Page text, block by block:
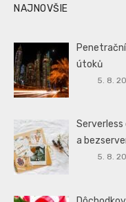
NAJNOVŠIE
útoků
5. 8.
Serverless
a
5. 8.